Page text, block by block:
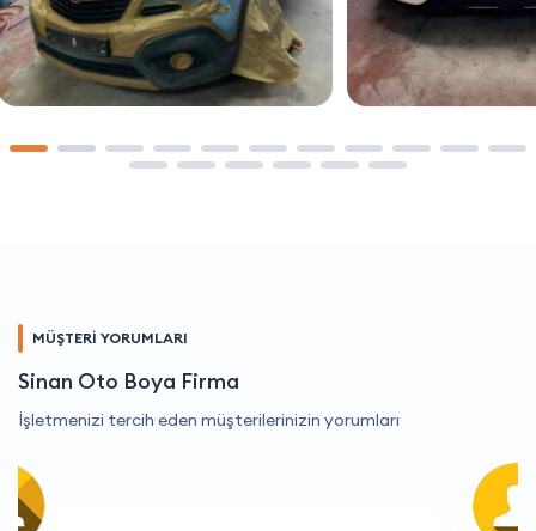
MÜŞTERİ YORUMLARI
Sinan Oto Boya Firma
İşletmenizi tercih eden müşterilerinizin yorumları